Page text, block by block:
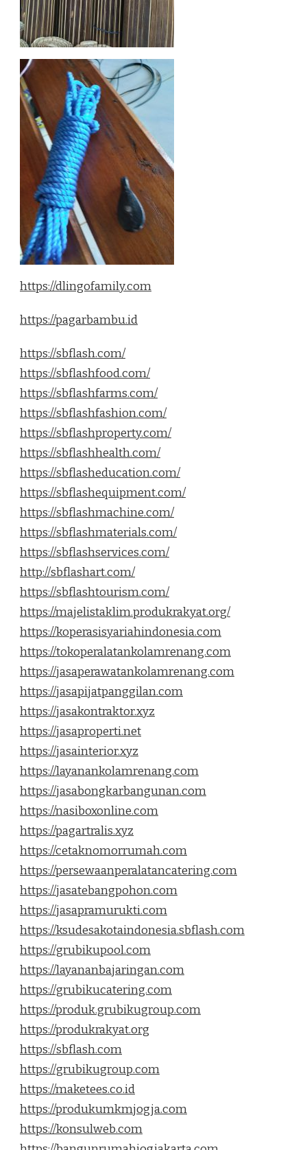
https://dlingofamily.com
https://pagarbambu.id
https://sbflash.com/
https://sbflashfood.com/
https://sbflashfarms.com/
https://sbflashfashion.com/
https://sbflashproperty.com/
https://sbflashhealth.com/
https://sbflasheducation.com/
https://sbflashequipment.com/
https://sbflashmachine.com/
https://sbflashmaterials.com/
https://sbflashservices.com/
http://sbflashart.com/
https://sbflashtourism.com/
https://majelistaklim.produkrakyat.org/
https://koperasisyariahindonesia.com
https://tokoperalatankolamrenang.com
https://jasaperawatankolamrenang.com
https://jasapijatpanggilan.com
https://jasakontraktor.xyz
https://jasaproperti.net
https://jasainterior.xyz
https://layanankolamrenang.com
https://jasabongkarbangunan.com
https://nasiboxonline.com
https://pagartralis.xyz
https://cetaknomorrumah.com
https://persewaanperalatancatering.com
https://jasatebangpohon.com
https://jasapramurukti.com
https://ksudesakotaindonesia.sbflash.com
https://grubikupool.com
https://layananbajaringan.com
https://grubikucatering.com
https://produk.grubikugroup.com
https://produkrakyat.org
https://sbflash.com
https://grubikugroup.com
https://maketees.co.id
https://produkumkmjogja.com
https://konsulweb.com